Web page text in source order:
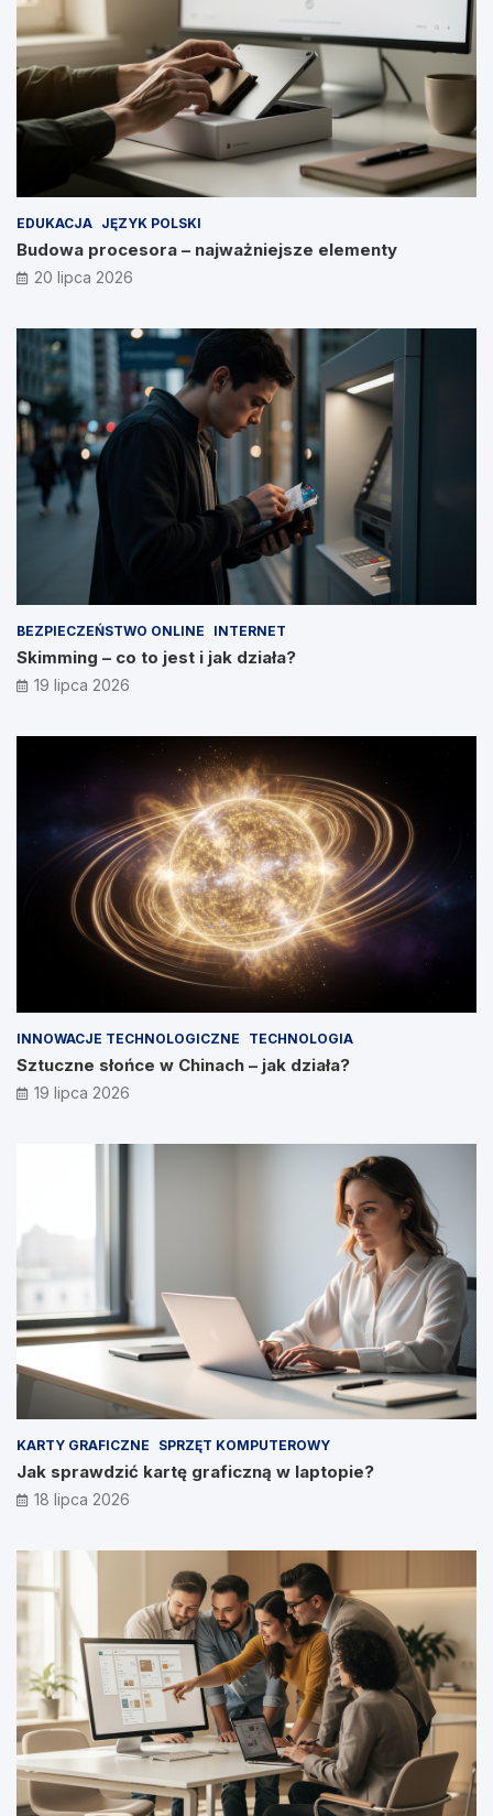
EDUKACJA JĘZYK POLSKI
Budowa procesora – najważniejsze elementy
20 lipca 2026
BEZPIECZEŃSTWO ONLINE INTERNET
Skimming – co to jest i jak działa?
19 lipca 2026
INNOWACJE TECHNOLOGICZNE TECHNOLOGIA
Sztuczne słońce w Chinach – jak działa?
19 lipca 2026
KARTY GRAFICZNE SPRZĘT KOMPUTEROWY
Jak sprawdzić kartę graficzną w laptopie?
18 lipca 2026